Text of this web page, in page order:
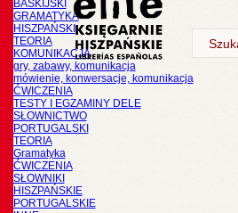
BASKIJSKI
GRAMATYKA
HISZPAŃSKI
TEORIA
KOMUNIKACJA
gry, zabawy, komunikacja
mówienie, konwersacje, komunikacja
ĆWICZENIA
TESTY I EGZAMINY DELE
SŁOWNICTWO
PORTUGALSKI
TEORIA
Gramatyka
ĆWICZENIA
SŁOWNIKI
HISZPAŃSKIE
PORTUGALSKIE